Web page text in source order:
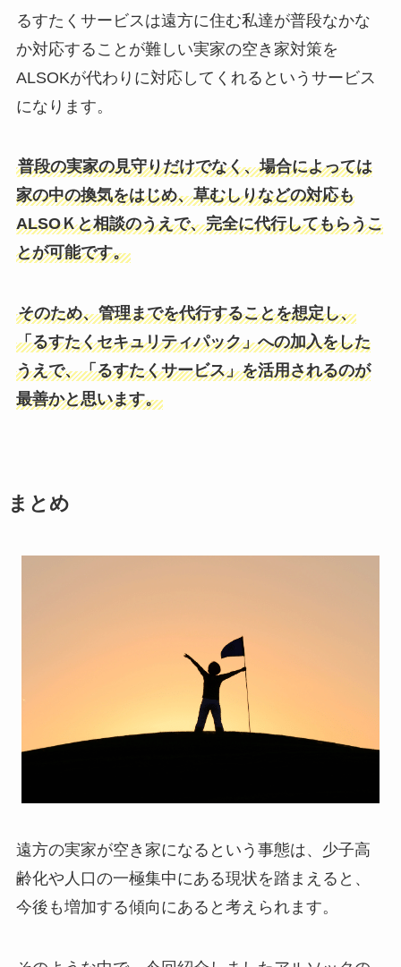
るすたくサービスは遠方に住む私達が普段なかな
か対応することが難しい実家の空き家対策を
ALSOKが代わりに対応してくれるというサービス
になります。
普段の実家の見守りだけでなく、場合によっては
家の中の換気をはじめ、草むしりなどの対応も
ALSOＫと相談のうえで、完全に代行してもらうこ
とが可能です。
そのため、管理までを代行することを想定し、
「るすたくセキュリティパック」への加入をした
うえで、「るすたくサービス」を活用されるのが
最善かと思います。
まとめ
遠方の実家が空き家になるという事態は、少子高
齢化や人口の一極集中にある現状を踏まえると、
今後も増加する傾向にあると考えられます。